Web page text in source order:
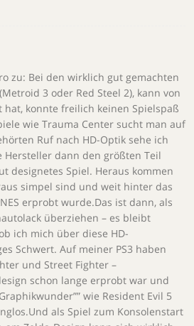
zu: Bei den wirklich gut gemachten
3 oder Red Steel 2), kann von
hat, konnte freilich keinen Spielspaß
wie Trauma Center sucht man auf
Ruf nach HD-Optik sehe ich
Hersteller dann den größten Teil
designetes Spiel. Heraus kommen
simpel sind und weit hinter das
erprobt wurde.Das ist dann, als
überziehen – es bleibt
ich mich über diese HD-
Schwert. Auf meiner PS3 haben
und Street Fighter –
schon lange erprobt war und
wie Resident Evil 5
als Spiel zum Konsolenstart